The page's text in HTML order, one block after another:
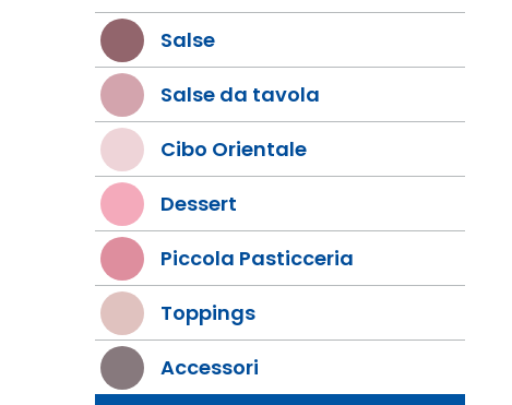
Salse
Salse da tavola
Cibo Orientale
Dessert
Piccola Pasticceria
Toppings
Accessori